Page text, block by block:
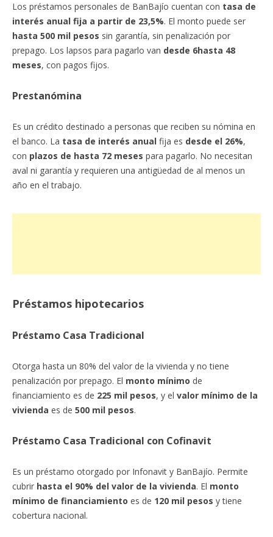
Los préstamos personales de BanBajío cuentan con tasa de
interés anual fija a partir de 23,5%. El monto puede ser
hasta 500 mil pesos sin garantía, sin penalización por
prepago. Los lapsos para pagarlo van desde 6hasta 48
meses, con pagos fijos.
Prestanómina
Es un crédito destinado a personas que reciben su nómina en
el banco. La tasa de interés anual fija es desde el 26%,
con plazos de hasta 72 meses para pagarlo. No necesitan
aval ni garantía y requieren una antigüedad de al menos un
año en el trabajo.
Préstamos hipotecarios
Préstamo Casa Tradicional
Otorga hasta un 80% del valor de la vivienda y no tiene
penalización por prepago. El monto mínimo de
financiamiento es de 225 mil pesos, y el valor mínimo de la
vivienda es de 500 mil pesos.
Préstamo Casa Tradicional con Cofinavit
Es un préstamo otorgado por Infonavit y BanBajío. Permite
cubrir hasta el 90% del valor de la vivienda. El monto
mínimo de financiamiento es de 120 mil pesos y tiene
cobertura nacional.